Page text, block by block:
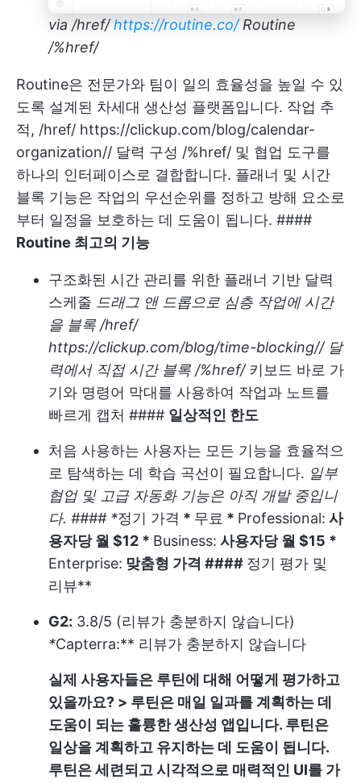
via /href/ https://routine.co/ Routine
/%href/
Routine은 전문가와 팀이 일의 효율성을 높일 수 있
도록 설계된 차세대 생산성 플랫폼입니다. 작업 추
적, /href/ https://clickup.com/blog/calendar-
organization// 달력 구성 /%href/ 및 협업 도구를
하나의 인터페이스로 결합합니다. 플래너 및 시간
블록 기능은 작업의 우선순위를 정하고 방해 요소로
부터 일정을 보호하는 데 도움이 됩니다. ####
Routine 최고의 기능
구조화된 시간 관리를 위한 플래너 기반 달력
스케줄 드래그 앤 드롭으로 심층 작업에 시간
을 블록 /href/
https://clickup.com/blog/time-blocking//달
력에서 직접 시간 블록 /%href/키보드 바로 가
기와 명령어 막대를 사용하여 작업과 노트를
빠르게 캡처 #### 일상적인 한도
처음 사용하는 사용자는 모든 기능을 효율적으
로 탐색하는 데 학습 곡선이 필요합니다. 일부
협업 및 고급 자동화 기능은 아직 개발 중입니
다. #### *정기 가격 * 무료 * Professional: 사
용자당 월 $12 * Business: 사용자당 월 $15 *
Enterprise: 맞춤형 가격 #### 정기 평가 및
리뷰**
G2: 3.8/5 (리뷰가 충분하지 않습니다)
*Capterra:** 리뷰가 충분하지 않습니다
실제 사용자들은 루틴에 대해 어떻게 평가하고
있을까요? > 루틴은 매일 일과를 계획하는 데
도움이 되는 훌륭한 생산성 앱입니다. 루틴은
일상을 계획하고 유지하는 데 도움이 됩니다.
루틴은 세련되고 시각적으로 매력적인 UI를 가